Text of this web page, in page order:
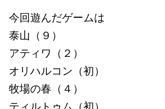
今回遊んだゲームは
泰山（９）
アティワ（２）
オリハルコン（初）
牧場の春（４）
ティルトゥム（初）